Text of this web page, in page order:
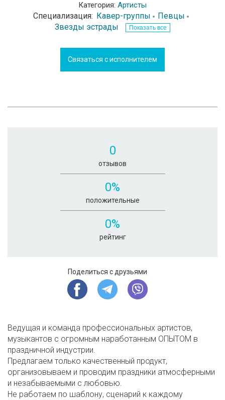
Категория: Артисты
Специализация: Кавер-группы
Певцы
Звезды эстрады
Показать все
Связаться с исполнителем
Ведущая и команда профессиональных артистов,
музыкантов с огромным наработанным ОПЫТОМ в
праздничной индустрии.
Предлагаем только качественный продукт,
организовываем и проводим праздники атмосферными
и незабываемыми с любовью.
Не работаем по шаблону, сценарий к каждому
0
отзывов
0%
положительные
0%
рейтинг
Поделиться с друзьями